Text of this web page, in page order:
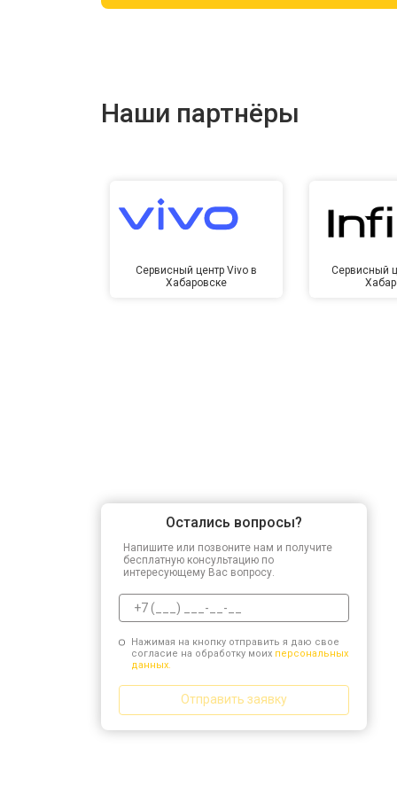
Наши партнёры
Сервисный центр Vivo в
Хабаровске
Сервисный
Остались вопросы?
Напишите или позвоните нам и получите
бесплатную консультацию по
интересующему Вас вопросу.
Нажимая на кнопку отправить я даю свое
согласие на обработку моих персональных
данных.
Отправить заявку